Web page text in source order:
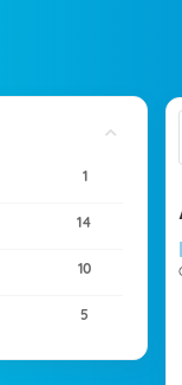
1
14
10
5